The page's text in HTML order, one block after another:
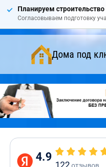
Планируем строительство
Согласовываем подготовку
Дома под
4.9
122